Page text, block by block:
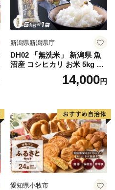
新潟県新潟県庁
DH02 「無洗米」 新潟県 魚
沼産 コシヒカリ お米 5kg こ
しひかり 精米 米（お米の美
味しい炊き方ガイド付き）
14,000円
愛知県小牧市